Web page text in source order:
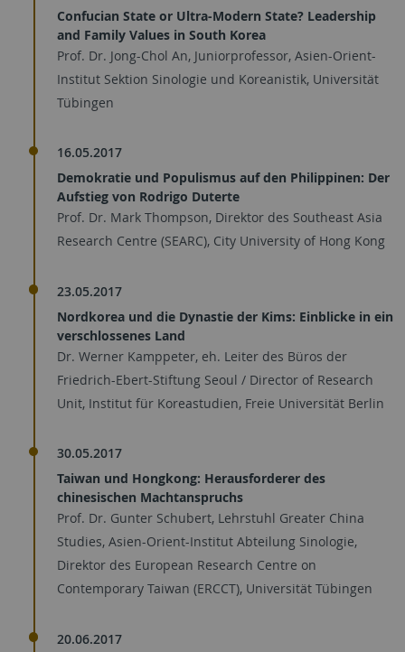
Confucian State or Ultra-Modern State? Leadership
and Family Values in South Korea
Prof. Dr. Jong-Chol An, Juniorprofessor, Asien-Orient-
Institut Sektion Sinologie und Koreanistik, Universität
Tübingen
16.05.2017
Demokratie und Populismus auf den Philippinen: Der
Aufstieg von Rodrigo Duterte
Prof. Dr. Mark Thompson, Direktor des Southeast Asia
Research Centre (SEARC), City University of Hong Kong
23.05.2017
Nordkorea und die Dynastie der Kims: Einblicke in ein
verschlossenes Land
Dr. Werner Kamppeter, eh. Leiter des Büros der
Friedrich-Ebert-Stiftung Seoul / Director of Research
Unit, Institut für Koreastudien, Freie Universität Berlin
30.05.2017
Taiwan und Hongkong: Herausforderer des
chinesischen Machtanspruchs
Prof. Dr. Gunter Schubert, Lehrstuhl Greater China
Studies, Asien-Orient-Institut Abteilung Sinologie,
Direktor des European Research Centre on
Contemporary Taiwan (ERCCT), Universität Tübingen
20.06.2017